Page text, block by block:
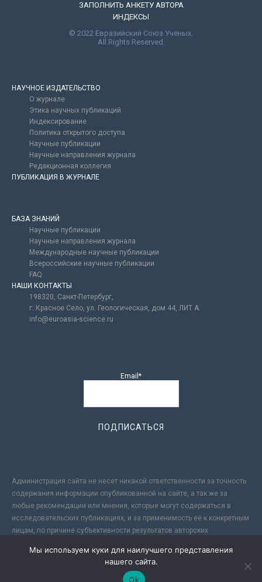
ЗАПОЛНИТЬ АНКЕТУ АВТОРА
ИНДЕКСЫ
© 2022 Евразийский Союз Ученых.
All Rights Reserved.
НАУЧНОЕ ИЗДАТЕЛЬСТВО
О журнале
Этика научных публикаций
Индексирование
Политика открытого доступа
Научные публикации
Научные направления журнала
Редакционная коллегия
ПУБЛИКАЦИЯ В ЖУРНАЛЕ
БАЗА ЗНАНИЙ
Научные публикации
Научные направления журнала
Международные научные публикации
Всероссийские научные публикации
FAQ
НАШИ КОНТАКТЫ
198320, Санкт-Петербург,
г. Красное Село, ул. Геологическая, дом 44, ЛИТ А.
info@euroasia-science.ru
Email*
Администрация сайта не несет никакой ответственности за точность
содержания информации опубликованной на сайте, а так же за
любые рекомендации или мнения, которые могут содержаться в
исследовательских публикациях, и за применимость её к конкретным
лицам, по причине субъективности результатов авторских
полной мере надежной защиты информации, Сайт не несет
Мы используем куки для наилучшего представления
нашего сайта.
Ok